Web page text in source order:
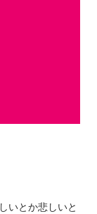
いとか悲しいと